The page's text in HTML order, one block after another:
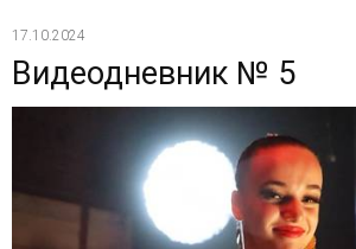
17.10.2024
Видеодневник № 5